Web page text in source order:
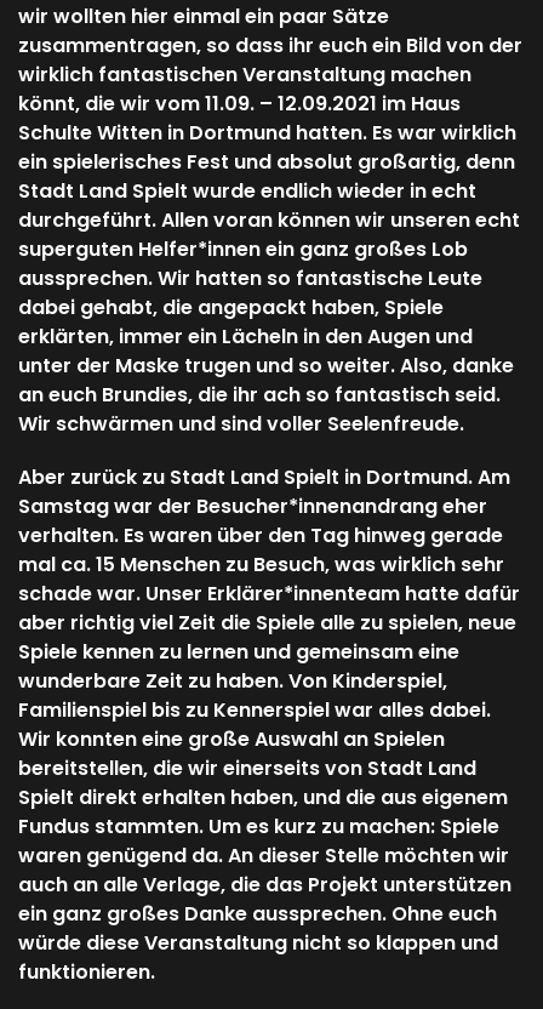
wir wollten hier einmal ein paar Sätze
zusammentragen, so dass ihr euch ein Bild von der
wirklich fantastischen Veranstaltung machen
könnt, die wir vom 11.09. – 12.09.2021 im Haus
Schulte Witten in Dortmund hatten. Es war wirklich
ein spielerisches Fest und absolut großartig, denn
Stadt Land Spielt wurde endlich wieder in echt
durchgeführt. Allen voran können wir unseren echt
superguten Helfer*innen ein ganz großes Lob
aussprechen. Wir hatten so fantastische Leute
dabei gehabt, die angepackt haben, Spiele
erklärten, immer ein Lächeln in den Augen und
unter der Maske trugen und so weiter. Also, danke
an euch Brundies, die ihr ach so fantastisch seid.
Wir schwärmen und sind voller Seelenfreude.
Aber zurück zu Stadt Land Spielt in Dortmund. Am
Samstag war der Besucher*innenandrang eher
verhalten. Es waren über den Tag hinweg gerade
mal ca. 15 Menschen zu Besuch, was wirklich sehr
schade war. Unser Erklärer*innenteam hatte dafür
aber richtig viel Zeit die Spiele alle zu spielen, neue
Spiele kennen zu lernen und gemeinsam eine
wunderbare Zeit zu haben. Von Kinderspiel,
Familienspiel bis zu Kennerspiel war alles dabei.
Wir konnten eine große Auswahl an Spielen
bereitstellen, die wir einerseits von Stadt Land
Spielt direkt erhalten haben, und die aus eigenem
Fundus stammten. Um es kurz zu machen: Spiele
waren genügend da. An dieser Stelle möchten wir
auch an alle Verlage, die das Projekt unterstützen
ein ganz großes Danke aussprechen. Ohne euch
würde diese Veranstaltung nicht so klappen und
funktionieren.